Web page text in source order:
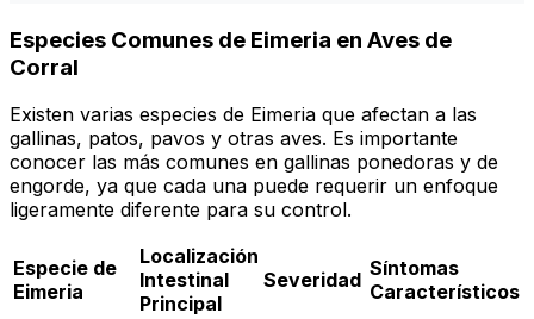
Especies Comunes de Eimeria en Aves de
Corral
Existen varias especies de Eimeria que afectan a las
gallinas, patos, pavos y otras aves. Es importante
conocer las más comunes en gallinas ponedoras y de
engorde, ya que cada una puede requerir un enfoque
ligeramente diferente para su control.
Especie de
Eimeria
Localización
Intestinal
Principal
Severidad Síntomas
Característicos